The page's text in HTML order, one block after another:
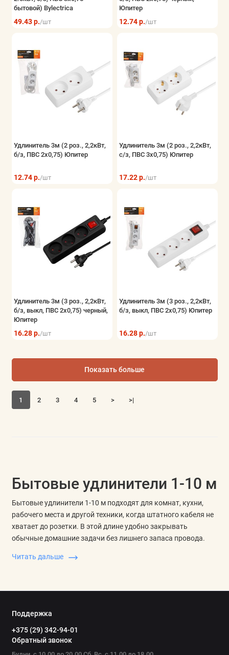
бытовой) Bylectrica
49.43 р./шт
Юпитер
12.74 р./шт
Удлинитель 3м (2 роз., 2,2кВт,
б/з, ПВС 2х0,75) Юпитер
12.74 р./шт
Удлинитель 3м (2 роз., 2,2кВт,
с/з, ПВС 3х0,75) Юпитер
17.22 р./шт
Удлинитель 3м (3 роз., 2,2кВт,
б/з, выкл, ПВС 2х0,75) черный,
Юпитер
16.28 р./шт
Удлинитель 3м (3 роз., 2,2кВт,
б/з, выкл, ПВС 2х0,75) Юпитер
16.28 р./шт
1 2 3 4 5 > >|
Показать больше
Бытовые удлинители 1-10 м
Бытовые удлинители 1-10 м подходят для комнат, кухни,
рабочего места и другой техники, когда штатного кабеля не
хватает до розетки. В этой длине удобно закрывать
обычные домашние задачи без лишнего запаса провода.
При выборе смотрят на длину кабеля, число розеток,
короткой линии.
Длина, розетки и нагрузка
Читать дальше
Поддержка
+375 (29) 342-94-01
Обратный звонок